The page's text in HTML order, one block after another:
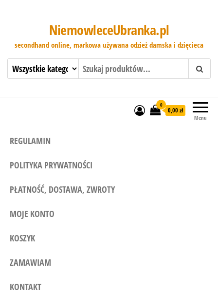
NiemowleceUbranka.pl
secondhand online, markowa używana odzież damska i dzięcieca
Menu
0
0,00 zł
REGULAMIN
POLITYKA PRYWATNOŚCI
PŁATNOŚĆ, DOSTAWA, ZWROTY
MOJE KONTO
KOSZYK
ZAMAWIAM
KONTAKT